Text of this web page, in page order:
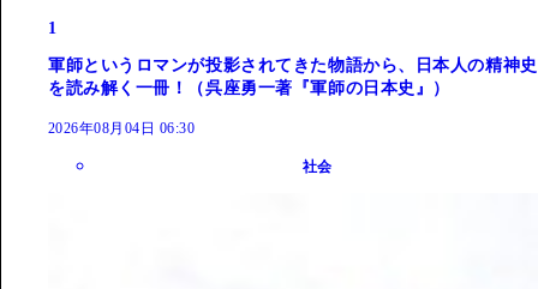
1
軍師というロマンが投影されてきた物語から、日本人の精神史
を読み解く一冊！（呉座勇一著『軍師の日本史』）
2026年08月04日 06:30
社会